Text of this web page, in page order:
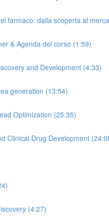
farmaco: dalla scoperta al
& Agenda del corso (1:59)
and Development (4:33)
generation (13:54)
Optimization (25:35)
Clinical Drug Development
(4:27)